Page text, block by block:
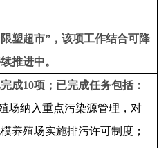
塑超市”，该项工作结合可降
推进中。
完成10项；已完成任务包括：
场纳入重点污染源管理，对
养殖场实施排污许可制度；